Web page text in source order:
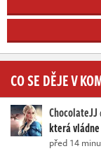
CO SE DĚJE V
ChocolateJJ
která
před 14